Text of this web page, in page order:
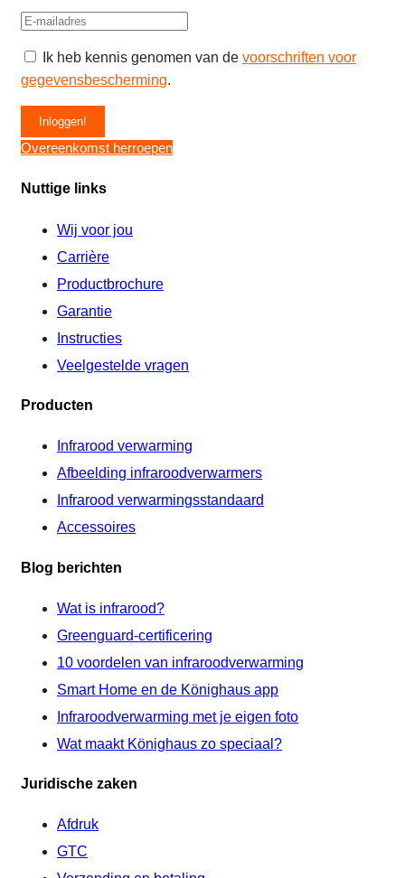
Ik heb kennis genomen van de voorschriften voor
gegevensbescherming.
Overeenkomst herroepen
Nuttige links
Wij voor jou
Carrière
Productbrochure
Garantie
Instructies
Veelgestelde vragen
Producten
Infrarood verwarming
Afbeelding infraroodverwarmers
Infrarood verwarmingsstandaard
Accessoires
Blog berichten
Wat is infrarood?
Greenguard-certificering
10 voordelen van infraroodverwarming
Smart Home en de Könighaus app
Infraroodverwarming met je eigen foto
Wat maakt Könighaus zo speciaal?
Juridische zaken
Afdruk
GTC